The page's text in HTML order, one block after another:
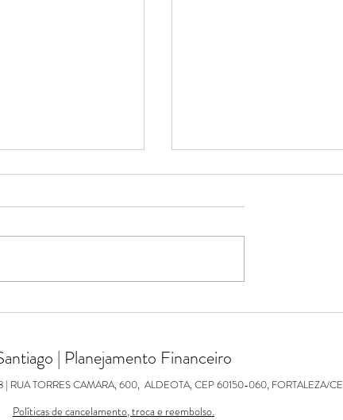
- Fazer ou
| Planejamento Financeiro
RUA TORRES CAMARA, 600, ALDEOTA, CEP 60150-060, FORTALEZA/CE
Políticas de cancelamento, troca e reembolso.